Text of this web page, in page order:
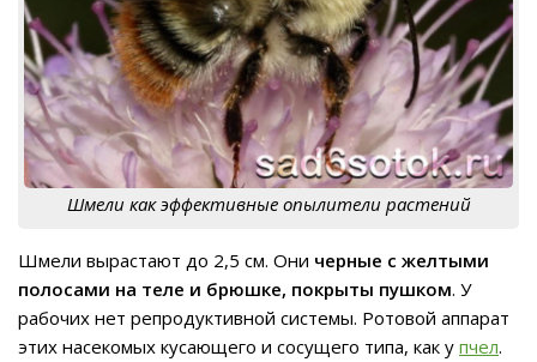
Шмели как эффективные опылители растений
Шмели вырастают до 2,5 см. Они черные с желтыми
полосами на теле и брюшке, покрыты пушком. У
рабочих нет репродуктивной системы. Ротовой аппарат
этих насекомых кусающего и сосущего типа, как у пчел.